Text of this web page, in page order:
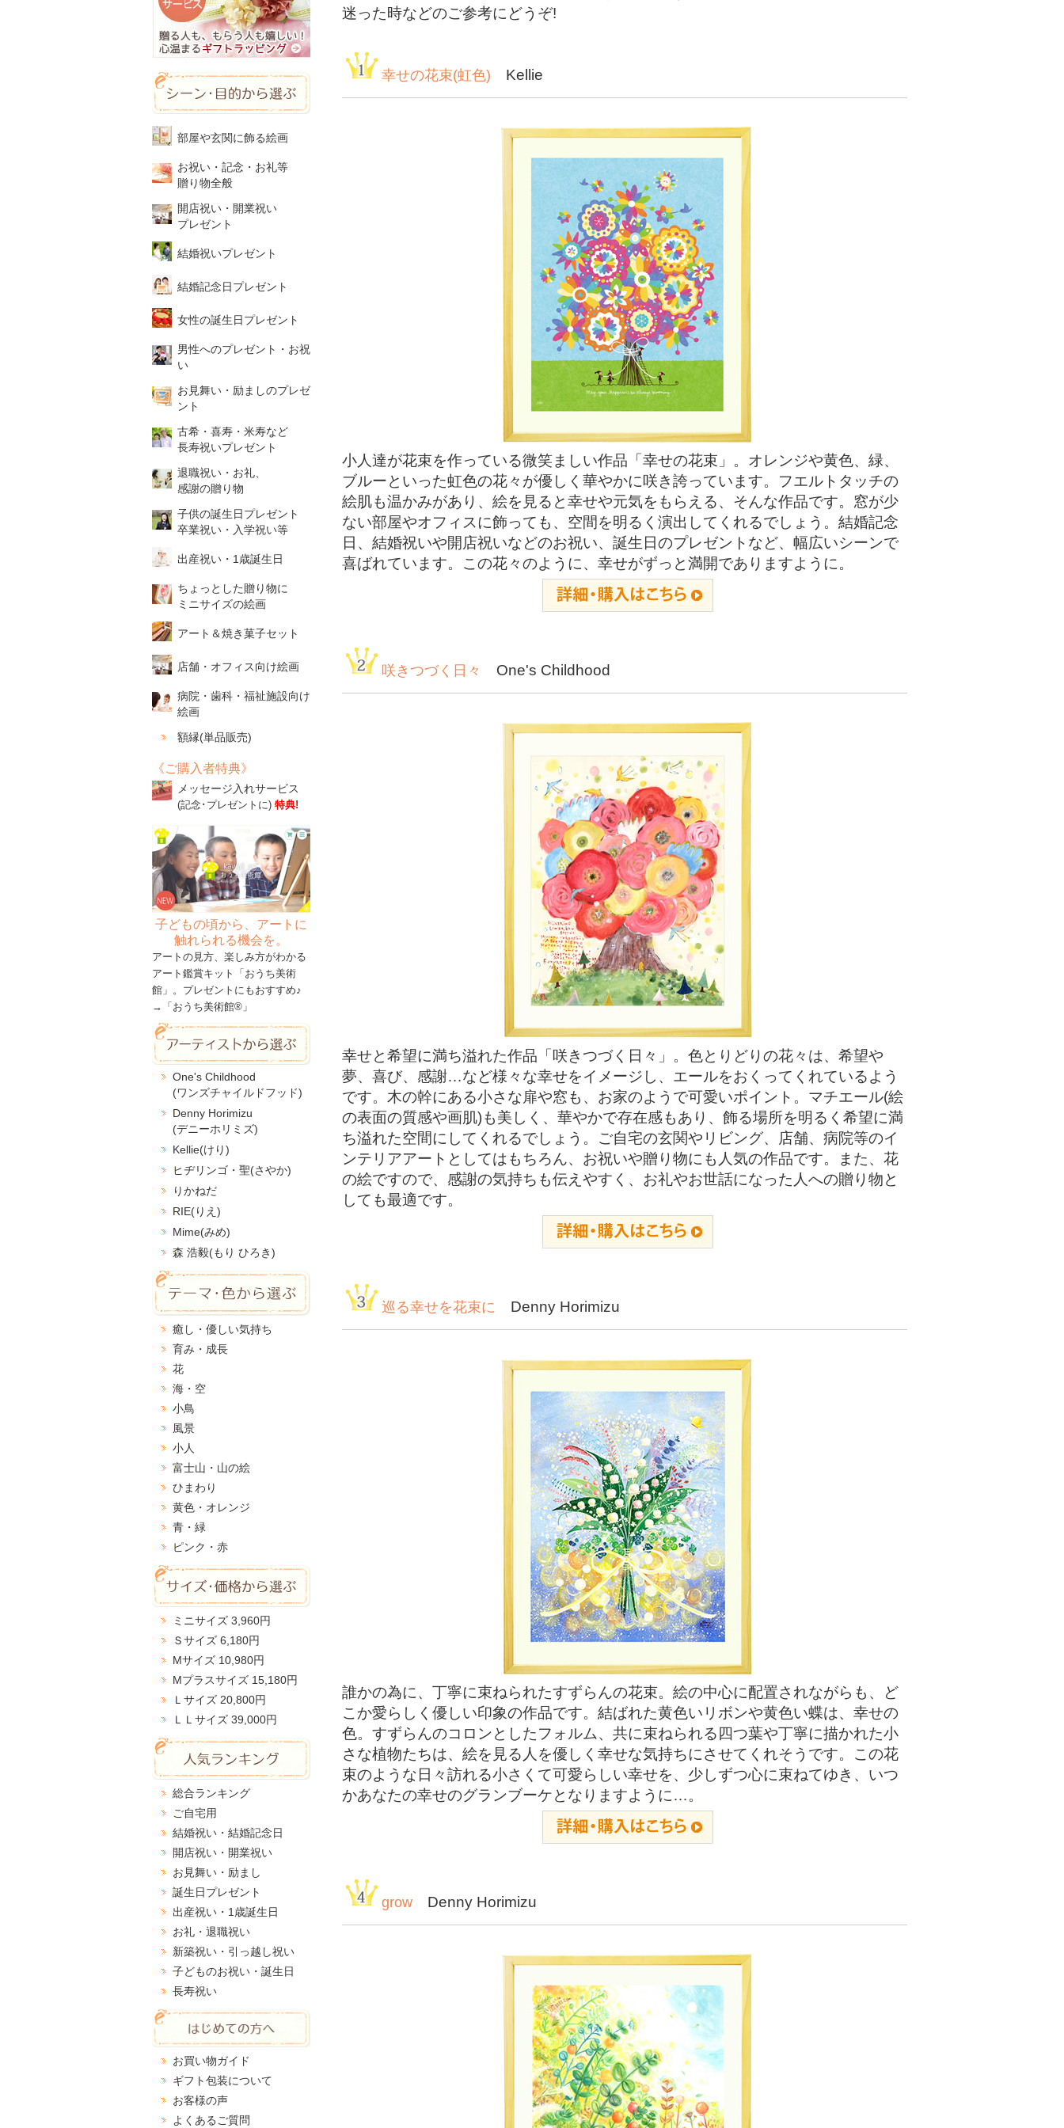
迷った時などのご参考にどうぞ!
幸せの花束(虹色) Kellie
小人達が花束を作っている微笑ましい作品「幸せの花束」。オレンジや黄色、緑、
ブルーといった虹色の花々が優しく華やかに咲き誇っています。フエルトタッチの
絵肌も温かみがあり、絵を見ると幸せや元気をもらえる、そんな作品です。窓が少
ない部屋やオフィスに飾っても、空間を明るく演出してくれるでしょう。結婚記念
日、結婚祝いや開店祝いなどのお祝い、誕生日のプレゼントなど、幅広いシーンで
喜ばれています。この花々のように、幸せがずっと満開でありますように。
咲きつづく日々 One's Childhood
幸せと希望に満ち溢れた作品「咲きつづく日々」。色とりどりの花々は、希望や
夢、喜び、感謝…など様々な幸せをイメージし、エールをおくってくれているよう
です。木の幹にある小さな扉や窓も、お家のようで可愛いポイント。マチエール(絵
の表面の質感や画肌)も美しく、華やかで存在感もあり、飾る場所を明るく希望に満
ち溢れた空間にしてくれるでしょう。ご自宅の玄関やリビング、店舗、病院等のイ
ンテリアアートとしてはもちろん、お祝いや贈り物にも人気の作品です。また、花
の絵ですので、感謝の気持ちも伝えやすく、お礼やお世話になった人への贈り物と
しても最適です。
巡る幸せを花束に Denny Horimizu
誰かの為に、丁寧に束ねられたすずらんの花束。絵の中心に配置されながらも、ど
こか愛らしく優しい印象の作品です。結ばれた黄色いリボンや黄色い蝶は、幸せの
色。すずらんのコロンとしたフォルム、共に束ねられる四つ葉や丁寧に描かれた小
さな植物たちは、絵を見る人を優しく幸せな気持ちにさせてくれそうです。この花
束のような日々訪れる小さくて可愛らしい幸せを、少しずつ心に束ねてゆき、いつ
かあなたの幸せのグランブーケとなりますように…。
grow Denny Horimizu
部屋や玄関に飾る絵画
お祝い・記念・お礼等
贈り物全般
開店祝い・開業祝い
プレゼント
結婚祝いプレゼント
結婚記念日プレゼント
女性の誕生日プレゼント
男性へのプレゼント・お祝
い
お見舞い・励ましのプレゼ
ント
古希・喜寿・米寿など
長寿祝いプレゼント
退職祝い・お礼、
感謝の贈り物
子供の誕生日プレゼント
卒業祝い・入学祝い等
出産祝い・1歳誕生日
ちょっとした贈り物に
ミニサイズの絵画
アート＆焼き菓子セット
店舗・オフィス向け絵画
病院・歯科・福祉施設向け
絵画
額縁(単品販売)
《ご購入者特典》
メッセージ入れサービス
(記念･プレゼントに) 特典!
子どもの頃から、アートに
触れられる機会を。
アートの見方、楽しみ方がわかる
アート鑑賞キット「おうち美術
館」。プレゼントにもおすすめ♪
→ 「おうち美術館®」
One's Childhood
(ワンズチャイルドフッド)
Denny Horimizu
(デニーホリミズ)
Kellie(けり)
ヒヂリンゴ・聖(さやか)
りかねだ
RIE(りえ)
Mime(みめ)
森 浩毅(もり ひろき)
癒し・優しい気持ち
育み・成長
花
海・空
小鳥
風景
小人
富士山・山の絵
ひまわり
黄色・オレンジ
青・緑
ピンク・赤
ミニサイズ 3,960円
Ｓサイズ 6,180円
Мサイズ 10,980円
Мプラスサイズ 15,180円
Ｌサイズ 20,800円
ＬＬサイズ 39,000円
総合ランキング
ご自宅用
結婚祝い・結婚記念日
開店祝い・開業祝い
お見舞い・励まし
誕生日プレゼント
出産祝い・1歳誕生日
お礼・退職祝い
新築祝い・引っ越し祝い
子どものお祝い・誕生日
長寿祝い
お買い物ガイド
ギフト包装について
お客様の声
よくあるご質問